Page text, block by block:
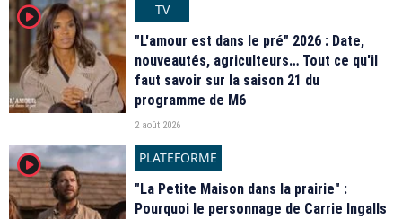
player2
TV
"L'amour est dans le pré" 2026 : Date,
nouveautés, agriculteurs… Tout ce qu'il
faut savoir sur la saison 21 du
programme de M6
2 août 2026
player2
PLATEFORME
"La Petite Maison dans la prairie" :
Pourquoi le personnage de Carrie Ingalls